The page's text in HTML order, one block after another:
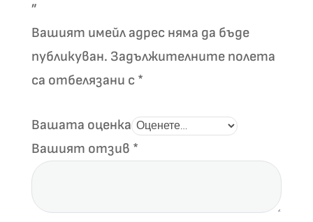
”
Вашият имейл адрес няма да бъде
публикуван. Задължителните полета
са отбелязани с *
Вашата оценка
Вашият отзив *